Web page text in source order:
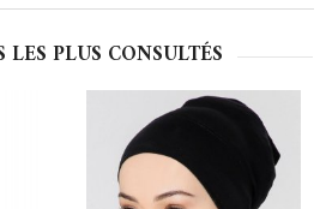
PLUS CONSULTÉS